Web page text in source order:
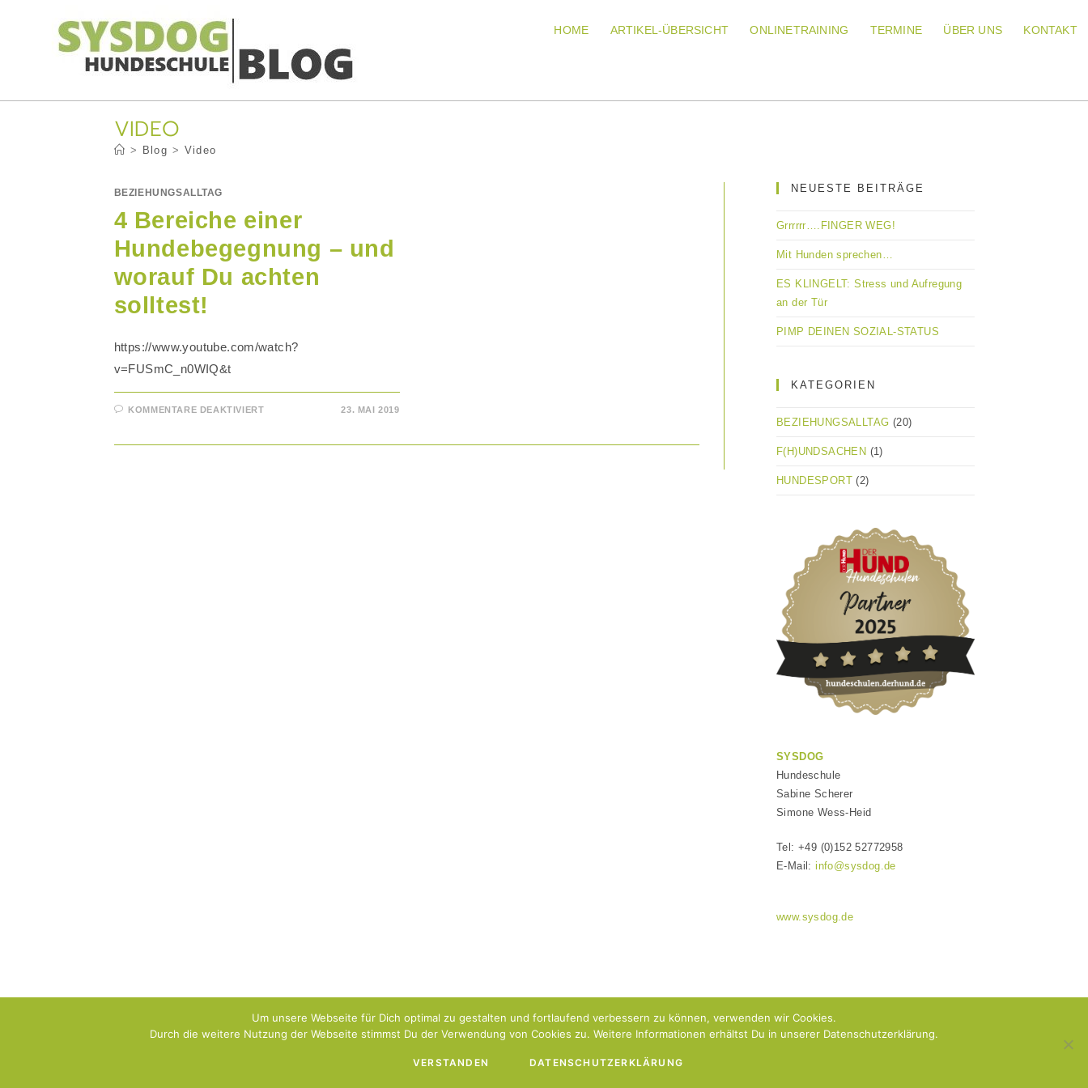
HOME ARTIKEL-ÜBERSICHT ONLINETRAINING TERMINE ÜBER UNS KONTAKT
VIDEO
> Blog > Video
BEZIEHUNGSALLTAG
4 Bereiche einer
Hundebegegnung – und
worauf Du achten
solltest!
https://www.youtube.com/watch?
v=FUSmC_n0WIQ&t
KOMMENTARE DEAKTIVIERTFÜR
23. MAI 2019
NEUESTE BEITRÄGE
Grrrrrr….FINGER WEG!
Mit Hunden sprechen…
ES KLINGELT: Stress und Aufregung
an der Tür
PIMP DEINEN SOZIAL-STATUS
KATEGORIEN
BEZIEHUNGSALLTAG (20)
F(H)UNDSACHEN (1)
HUNDESPORT (2)
SYSDOG
Hundeschule
Sabine Scherer
Simone Wess-Heid
Tel: +49 (0)152 52772958
E-Mail:info@sysdog.de
www.sysdog.de
Impressum Datenschutzerklärung & AGB
Um unsere Webseite für Dich optimal zu gestalten und fortlaufend verbessern zu können, verwenden wir Cookies.
Durch die weitere Nutzung der Webseite stimmst Du der Verwendung von Cookies zu. Weitere Informationen erhältst Du in unserer Datenschutzerklärung.
VERSTANDEN DATENSCHUTZERKLÄRUNG